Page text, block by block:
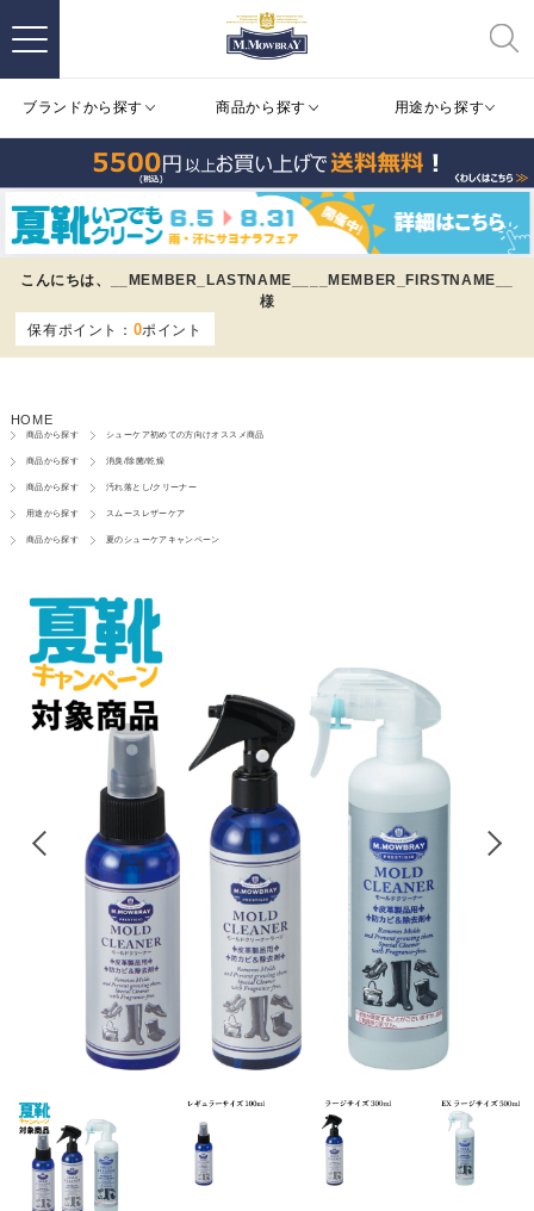
ブランドから探す 商品から探す 用途から探す
こんにちは、 __MEMBER_LASTNAME__
__MEMBER_FIRSTNAME__
様
保有ポイント： 0ポイント
HOME
商品から探す シューケア初めての方向けオススメ商品
商品から探す 消臭/除菌/乾燥
商品から探す 汚れ落とし/クリーナー
用途から探す スムースレザーケア
商品から探す 夏のシューケアキャンペーン